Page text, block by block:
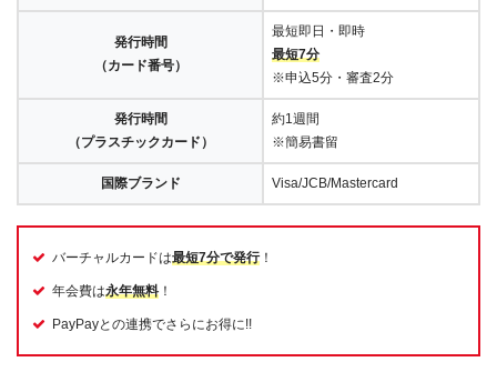
発行時間
（カード番号）
最短即日・即時
最短7分
※申込5分・審査2分
発行時間
（プラスチックカード）
約1週間
※簡易書留
国際ブランド Visa/JCB/Mastercard
バーチャルカードは最短7分で発行！
年会費は永年無料 ！
PayPayとの連携でさらにお得に!!